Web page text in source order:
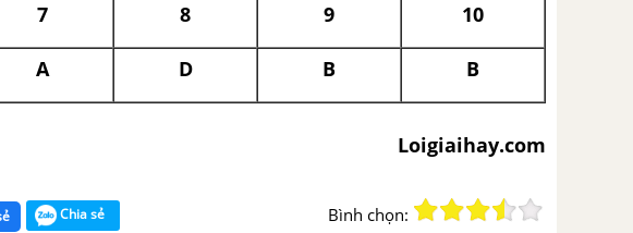
7 8 9 10
A D B B
Loigiaihay.com
Chia sẻ Bình chọn: